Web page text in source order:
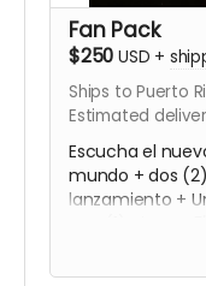
Fan Pack
$250 USD +
Ships to Puerto
Estimated
Escucha el
mundo + dos
lanzamiento +